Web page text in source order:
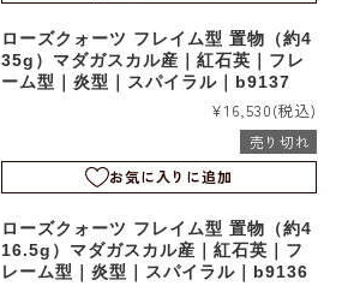
ローズクォーツ フレイム型 置物（約4
35g）マダガスカル産｜紅石英｜フレ
ーム型｜炎型｜スパイラル｜b9137
¥16,530(税込)
売り切れ
お気に入りに追加
ローズクォーツ フレイム型 置物（約4
16.5g）マダガスカル産｜紅石英｜フ
レーム型｜炎型｜スパイラル｜b9136